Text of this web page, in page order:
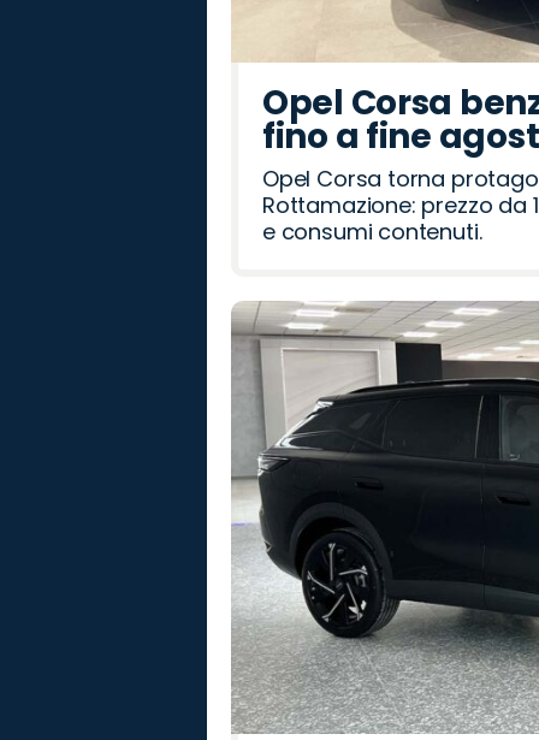
Opel Corsa
fino a fine
Opel Corsa torna
Rottamazione: prezzo da
e consumi contenuti.